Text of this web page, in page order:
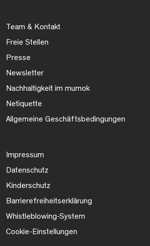
Team & Kontakt
Freie Stellen
Presse
Newsletter
Nachhaltigkeit im mumok
Netiquette
Allgemeine Geschäftsbedingungen
Impressum
Datenschutz
Kinderschutz
Barrierefreiheitserklärung
Whistleblowing-System
Cookie-Einstellungen